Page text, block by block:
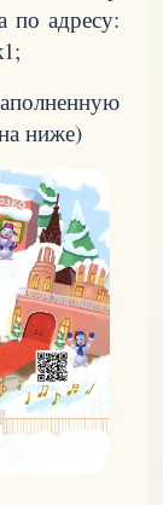
адресу:
ниже)